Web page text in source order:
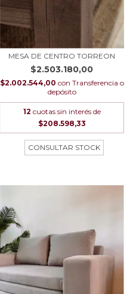
MESA DE CENTRO TORREON
$2.503.180,00
$2.002.544,00 con Transferencia o
depósito
12 cuotas sin interés de
$208.598,33